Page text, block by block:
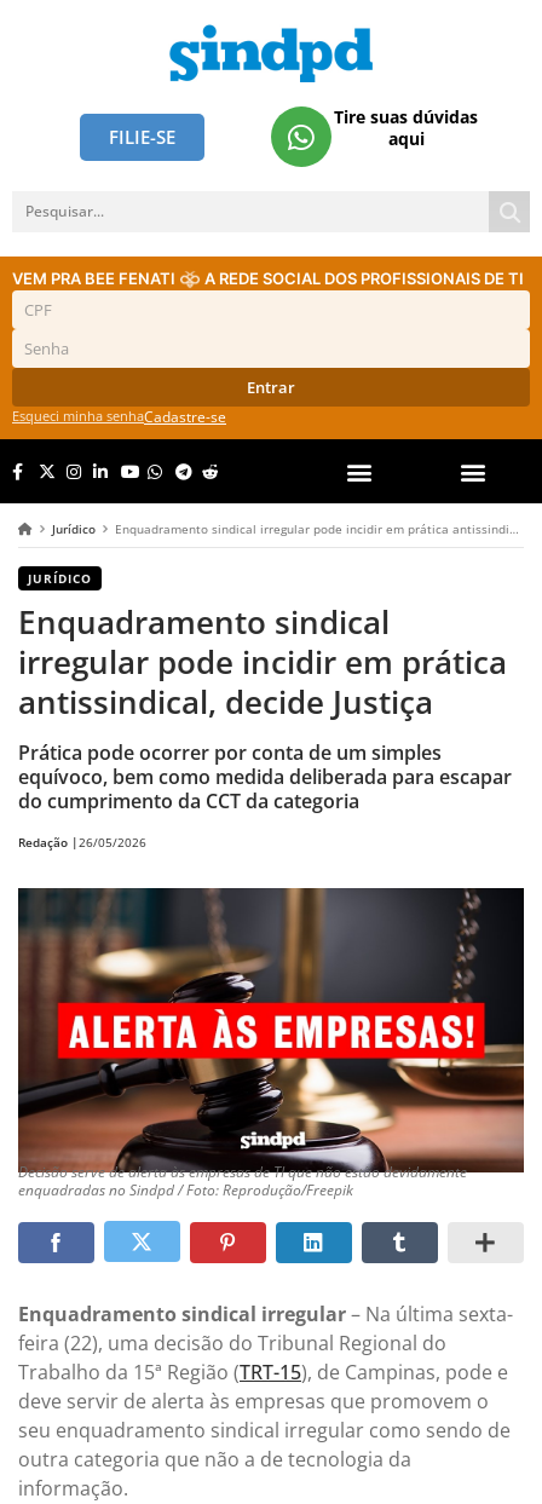
FILIE-SE
Tire suas dúvidas
aqui
VEM PRA BEE FENATI A REDE SOCIAL DOS PROFISSIONAIS DE TI
Entrar
Esqueci minha senhaCadastre-se
Jurídico Enquadramento sindical irregular pode incidir em prática antissindical, decide Justiça
JURÍDICO
Enquadramento sindical
irregular pode incidir em prática
antissindical, decide Justiça
Prática pode ocorrer por conta de um simples
equívoco, bem como medida deliberada para escapar
do cumprimento da CCT da categoria
Redação |26/05/2026
Decisão serve de alerta às empresas de TI que não estão devidamente
enquadradas no Sindpd / Foto: Reprodução/Freepik
Enquadramento sindical irregular– Na última sexta-
feira (22), uma decisão do Tribunal Regional do
Trabalho da 15ª Região (TRT-15), de Campinas, pode e
deve servir de alerta às empresas que promovem o
seu enquadramento sindical irregular como sendo de
outra categoria que não a de tecnologia da
informação.